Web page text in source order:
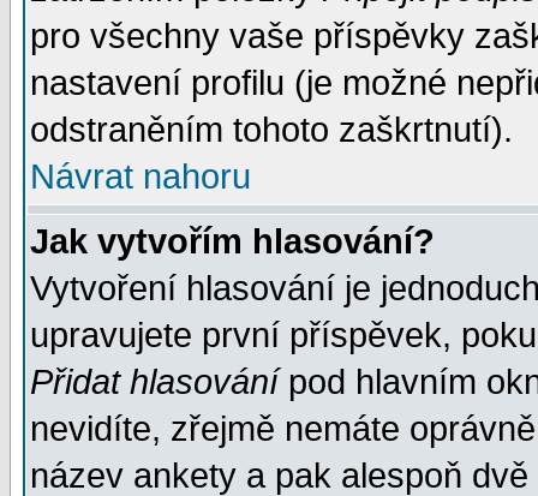
pro všechny vaše příspěvky
nastavení profilu (je možné
odstraněním tohoto zaškrtnutí).
Návrat nahoru
Jak vytvořím hlasování?
Vytvoření hlasování je
upravujete první příspěvek,
Přidat hlasovánípod hlavním
nevidíte, zřejmě nemáte
název ankety a pak alespoň